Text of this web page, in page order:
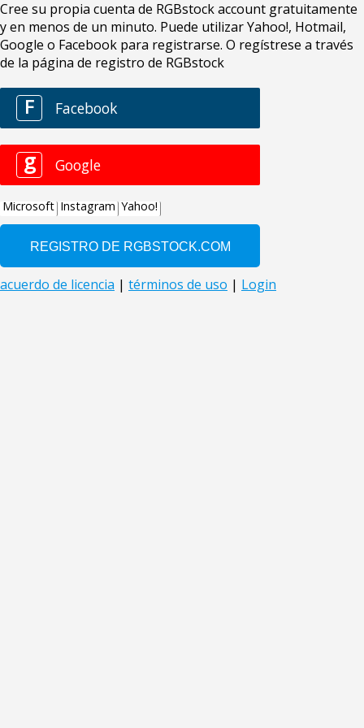
Cree su propia cuenta de RGBstock account gratuitamente
y en menos de un minuto. Puede utilizar Yahoo!, Hotmail,
Google o Facebook para registrarse. O regístrese a través
de la página de registro de RGBstock
F Facebook
g Google
Microsoft Instagram Yahoo!
acuerdo de licencia | términos de uso | Login